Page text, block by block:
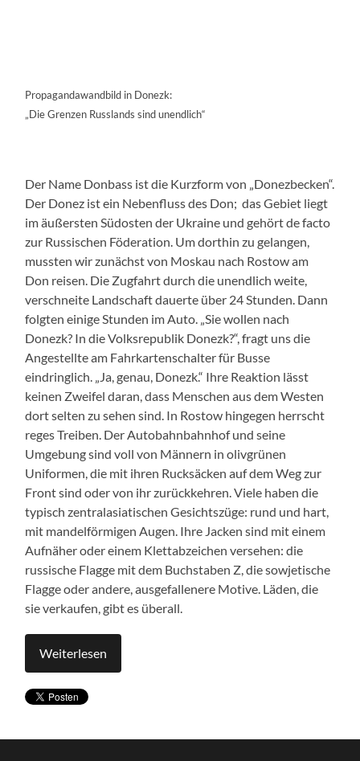
Propagandawandbild in Donezk:
„Die Grenzen Russlands sind unendlich“
Der Name Donbass ist die Kurzform von „Donezbecken“.
Der Donez ist ein Nebenfluss des Don; das Gebiet liegt
im äußersten Südosten der Ukraine und gehört de facto
zur Russischen Föderation. Um dorthin zu gelangen,
mussten wir zunächst von Moskau nach Rostow am
Don reisen. Die Zugfahrt durch die unendlich weite,
verschneite Landschaft dauerte über 24 Stunden. Dann
folgten einige Stunden im Auto. „Sie wollen nach
Donezk? In die Volksrepublik Donezk?“, fragt uns die
Angestellte am Fahrkartenschalter für Busse
eindringlich. „Ja, genau, Donezk.“ Ihre Reaktion lässt
keinen Zweifel daran, dass Menschen aus dem Westen
dort selten zu sehen sind. In Rostow hingegen herrscht
reges Treiben. Der Autobahnbahnhof und seine
Umgebung sind voll von Männern in olivgrünen
Uniformen, die mit ihren Rucksäcken auf dem Weg zur
Front sind oder von ihr zurückkehren. Viele haben die
typisch zentralasiatischen Gesichtszüge: rund und hart,
mit mandelförmigen Augen. Ihre Jacken sind mit einem
Aufnäher oder einem Klettabzeichen versehen: die
russische Flagge mit dem Buchstaben Z, die sowjetische
Flagge oder andere, ausgefallenere Motive. Läden, die
sie verkaufen, gibt es überall.
Weiterlesen